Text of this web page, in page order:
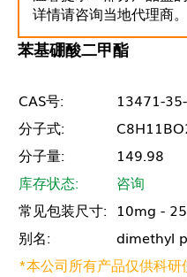
详情请咨询当地代理商。
苯基硼酸二甲酯
CAS号:
13471-
分子式:
分子量:
149.98
库存状态:
咨询
常见包装尺寸: 10mg -
别名:
dimethyl
*本公司所有产品仅供科研